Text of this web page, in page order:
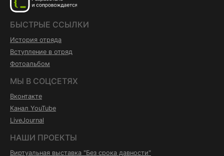
БЫСТРЫЕ ССЫЛКИ
История отряда
Вступление в отряд
Фотоальбом
МЫ В СОЦСЕТЯХ
Вконтакте
Канал YouTube
LiveJournal
НАШИ ПРОЕКТЫ
Виртуальная выставка "Без срока давности"